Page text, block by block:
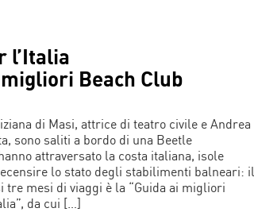
l’Italia
Beach Club
di Masi, attrice di teatro civile e Andrea
sono saliti a bordo di una Beetle
attraversato la costa italiana, isole
lo stato degli stabilimenti balneari: il
tre mesi di viaggi è la “Guida ai migliori
da cui […]